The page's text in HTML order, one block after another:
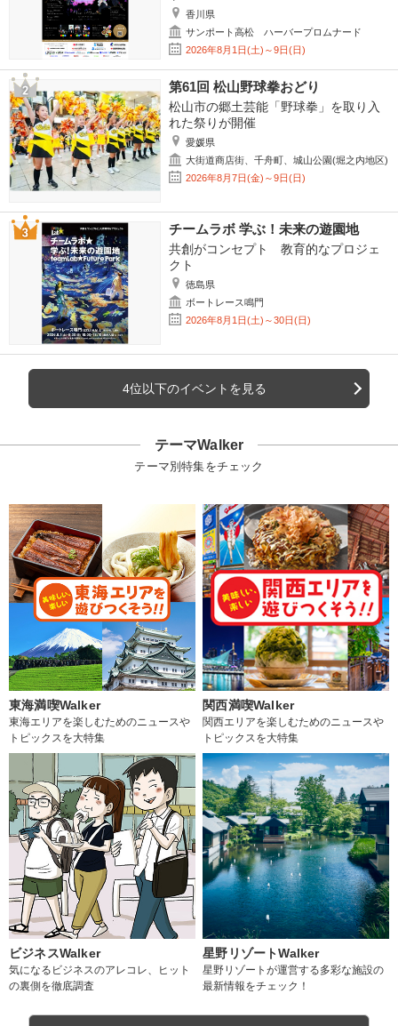
香川県
サンポート高松 ハーバープロムナード
2026年8月1日(土)～9日(日)
第61回 松山野球拳おどり
松山市の郷土芸能「野球拳」を取り入
れた祭りが開催
愛媛県
大街道商店街、千舟町、城山公園(堀之内地区)
2026年8月7日(金)～9日(日)
チームラボ 学ぶ！未来の遊園地
共創がコンセプト 教育的なプロジェ
クト
徳島県
ボートレース鳴門
2026年8月1日(土)～30日(日)
4位以下のイベントを見る
テーマWalker
テーマ別特集をチェック
東海満喫Walker
東海エリアを楽しむためのニュースや
トピックスを大特集
関西満喫Walker
関西エリアを楽しむためのニュースや
トピックスを大特集
ビジネスWalker
気になるビジネスのアレコレ、ヒット
の裏側を徹底調査
星野リゾートWalker
星野リゾートが運営する多彩な施設の
最新情報をチェック！